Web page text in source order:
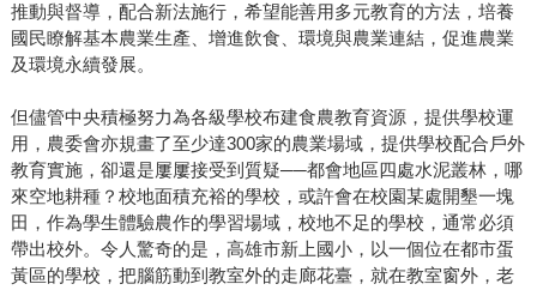
推動與督導，配合新法施行，希望能善用多元教育的方法，培養
國民瞭解基本農業生產、增進飲食、環境與農業連結，促進農業
及環境永續發展。
但儘管中央積極努力為各級學校布建食農教育資源，提供學校運
用，農委會亦規畫了至少達300家的農業場域，提供學校配合戶外
教育實施，卻還是屢屢接受到質疑──都會地區四處水泥叢林，哪
來空地耕種？校地面積充裕的學校，或許會在校園某處開墾一塊
田，作為學生體驗農作的學習場域，校地不足的學校，通常必須
帶出校外。令人驚奇的是，高雄市新上國小，以一個位在都市蛋
黃區的學校，把腦筋動到教室外的走廊花臺，就在教室窗外，老